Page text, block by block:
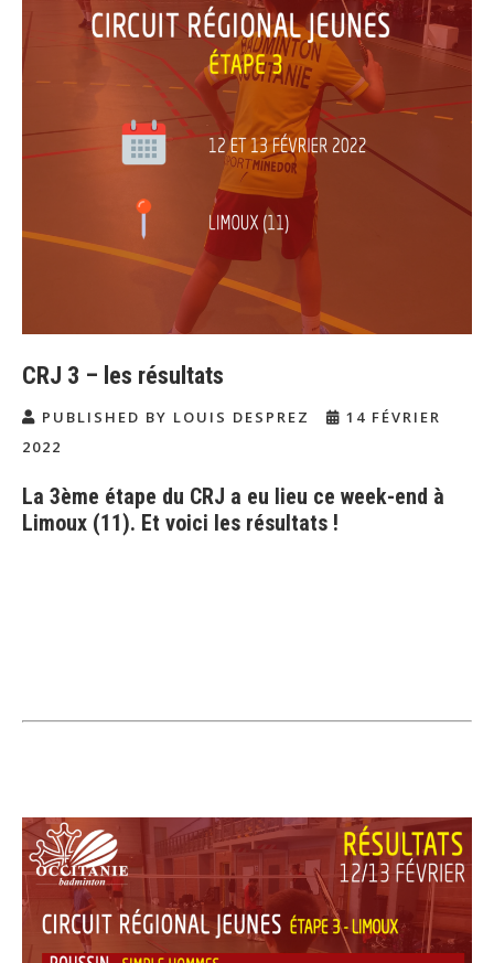
CRJ 3 – les résultats
PUBLISHED BY LOUIS DESPREZ
14 FÉVRIER
2022
La 3ème étape du CRJ a eu lieu ce week-end à
Limoux (11). Et voici les résultats !